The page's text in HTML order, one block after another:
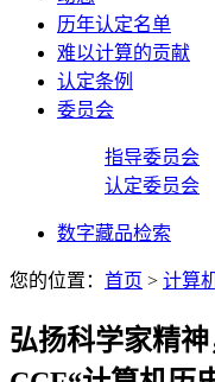
历年认定名单
难以计算的贡献
认定条例
委员会
指导委员会
认定委员会
数字藏品检索
您的位置： 首页 > 计算
弘扬科学家精